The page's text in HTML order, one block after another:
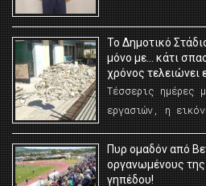
Το Δημοτικό
μόνο με… κάτι
χρόνος τελειώνει
Τέσσερις ημέρες
εργασιών, η
Πυρ ομαδόν από
οργανωμένους
γηπέδου!